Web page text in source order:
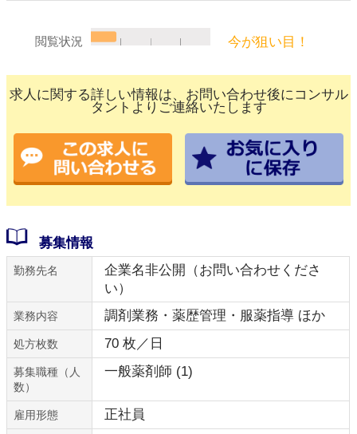
閲覧状況 今が狙い目！
求人に関する詳しい情報は、お問い合わせ後にコンサル
タントよりご連絡いたします
募集情報
勤務先名
企業名非公開（お問い合わせくださ
い）
業務内容 調剤業務・薬歴管理・服薬指導 ほか
処方枚数 70 枚／日
募集職種（人
数）
一般薬剤師 (1)
雇用形態 正社員